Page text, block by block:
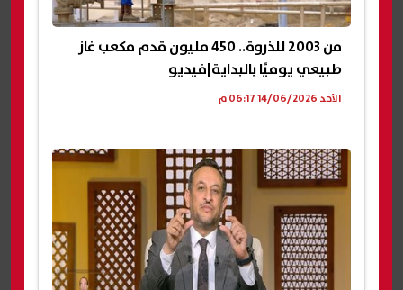
من 2003 للذروة.. 450 مليون قدم مكعب غاز
طبيعي يوميًا بالبداية|فيديو
الأحد 14/06/2026 06:17 م